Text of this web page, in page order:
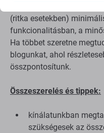
(ritka esetekben)
funkcionalitásban, a
Ha többet szeretne
blogunkat, ahol
összpontosítunk.
Összeszerelés és tippek:
kínálatunkban
szükségesek az